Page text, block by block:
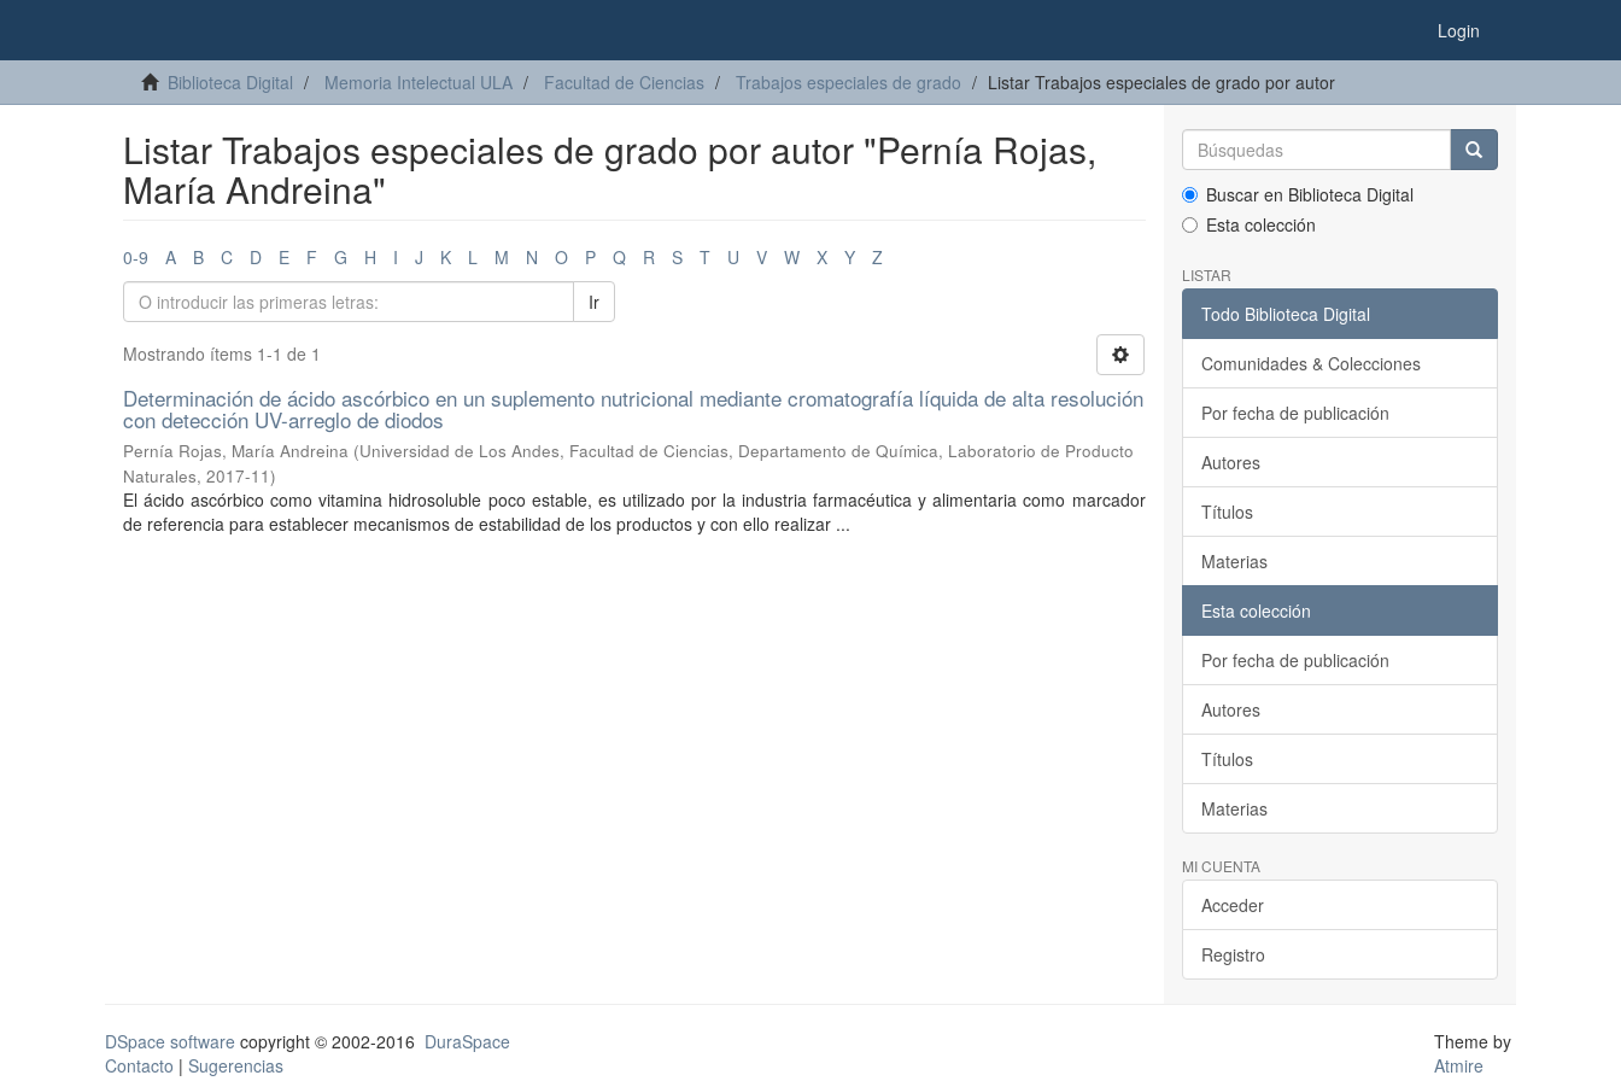
Login
Biblioteca Digital Memoria Intelectual ULA Facultad de Ciencias Trabajos especiales de grado Listar Trabajos especiales de grado por autor
Listar Trabajos especiales de grado por autor "Pernía Rojas,
María Andreina"
0-9 A B C D E F G H I J K L M N O P Q R S T U V W X Y
Z
Ir
Mostrando ítems 1-1 de 1
Determinación de ácido ascórbico en un suplemento nutricional mediante cromatografía líquida de alta resolución
con detección UV-arreglo de diodos
Pernía Rojas, María Andreina (Universidad de Los Andes, Facultad de Ciencias, Departamento de Química, Laboratorio de Producto
Naturales, 2017-11)
El ácido ascórbico como vitamina hidrosoluble poco estable, es utilizado por la industria farmacéutica y alimentaria como marcador
de referencia para establecer mecanismos de estabilidad de los productos y con ello realizar ...
Buscar en Biblioteca Digital
Esta colección
LISTAR
Todo Biblioteca Digital
Comunidades & Colecciones
Por fecha de publicación
Autores
Títulos
Materias
Esta colección
Por fecha de publicación
Autores
Títulos
Materias
MI CUENTA
Acceder
Registro
DSpace software copyright © 2002-2016 DuraSpace
Contacto | Sugerencias
Theme by
Atmire